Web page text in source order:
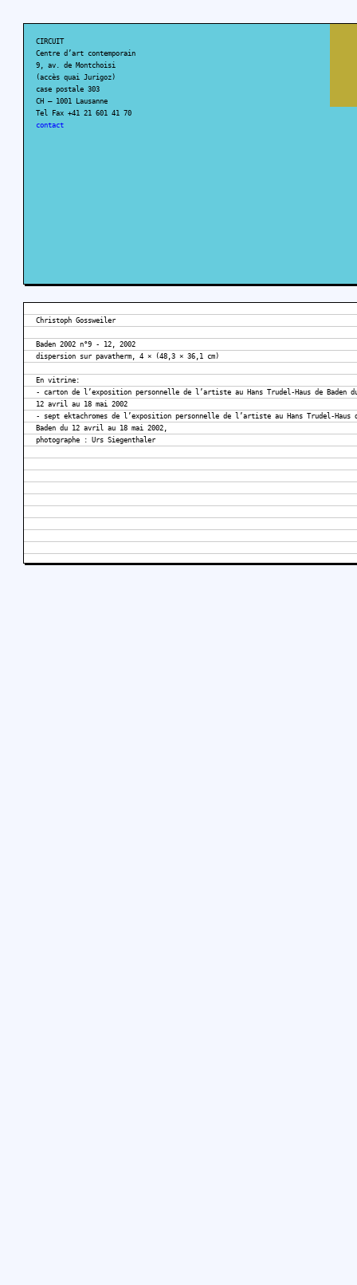
CIRCUIT
Centre d’art contemporain
9, av. de Montchoisi
(accès quai Jurigoz)
case postale 303
CH – 1001 Lausanne
Tel Fax +41 21 601 41 70
contact
Christoph Gossweiler
Baden 2002 n°9 - 12, 2002
dispersion sur pavatherm, 4 × (48,3 × 36,1 cm)
En vitrine:
- carton de l’exposition personnelle de l’artiste au Hans Trudel-Haus de Baden
12 avril au 18 mai 2002
- sept ektachromes de l’exposition personnelle de l’artiste au Hans Trudel-Haus
Baden du 12 avril au 18 mai 2002,
photographe : Urs Siegenthaler